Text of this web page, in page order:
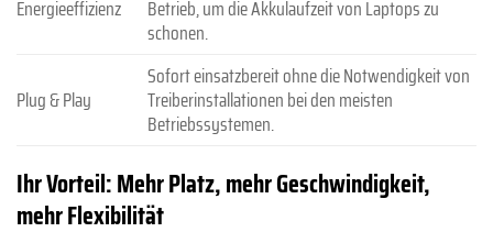
Energieeffizienz Betrieb, um die Akkulaufzeit von Laptops zu
schonen.
Plug & Play
Sofort einsatzbereit ohne die Notwendigkeit von
Treiberinstallationen bei den meisten
Betriebssystemen.
Ihr Vorteil: Mehr Platz, mehr Geschwindigkeit,
mehr Flexibilität